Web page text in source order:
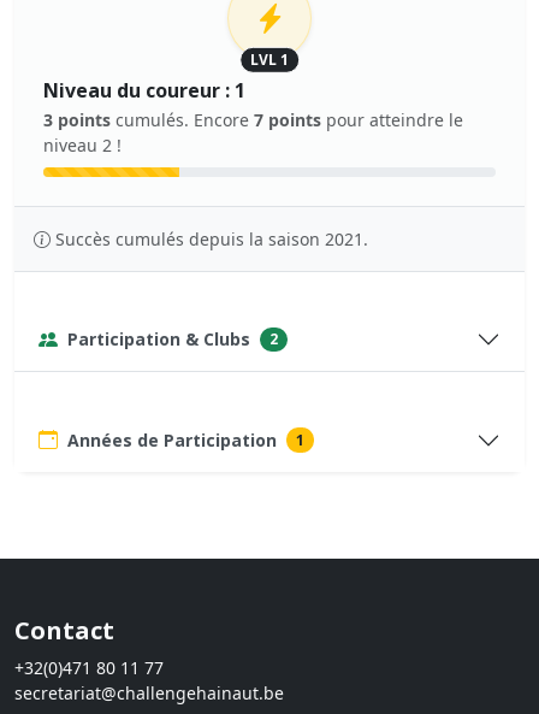
LVL 1
Niveau du coureur : 1
3 points cumulés. Encore 7 points pour atteindre le
niveau 2 !
Succès cumulés depuis la saison 2021.
Participation & Clubs 2
Années de Participation 1
Contact
+32(0)471 80 11 77
secretariat@challengehainaut.be